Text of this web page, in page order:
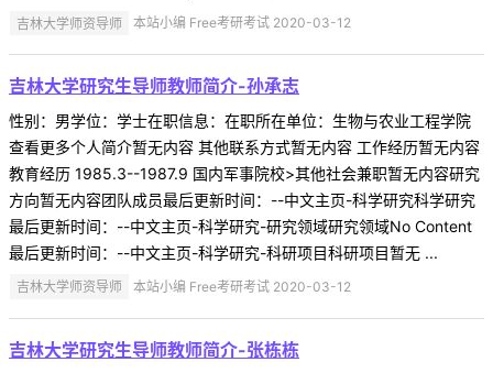
吉林大学师资导师 本站小编 Free考研考试 2020-03-12
吉林大学研究生导师教师简介-孙承志
性别：男学位：学士在职信息：在职所在单位：生物与农业工程学院
查看更多个人简介暂无内容 其他联系方式暂无内容 工作经历暂无内容
教育经历 1985.3--1987.9 国内军事院校>其他社会兼职暂无内容研究
方向暂无内容团队成员最后更新时间：--中文主页-科学研究科学研究
最后更新时间：--中文主页-科学研究-研究领域研究领域No Content
最后更新时间：--中文主页-科学研究-科研项目科研项目暂无 ...
吉林大学师资导师 本站小编 Free考研考试 2020-03-12
吉林大学研究生导师教师简介-张栋栋